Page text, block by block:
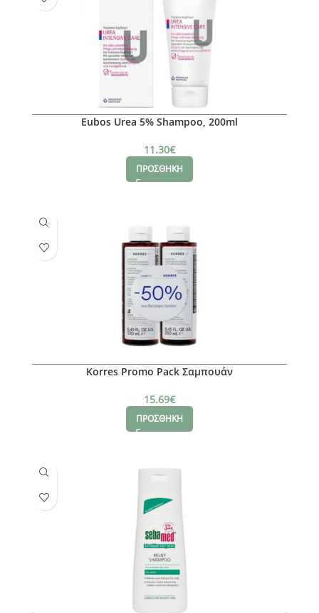
Eubos Urea 5% Shampoo, 200ml
11.30€
ΠΡΟΣΘΗΚΗ
Korres Promo Pack Σαμπουάν
15.69€
ΠΡΟΣΘΗΚΗ